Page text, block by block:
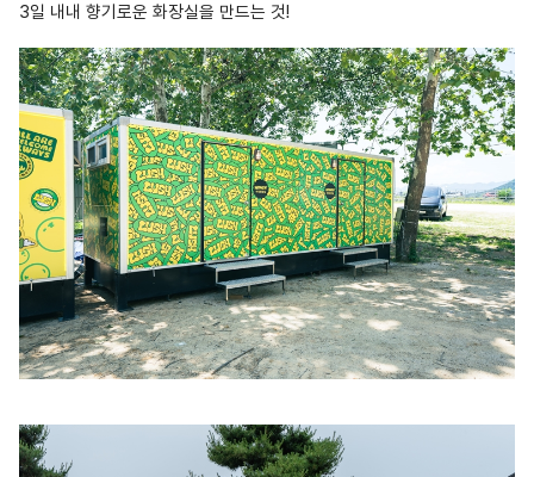
3일 내내 향기로운 화장실을 만드는 것!